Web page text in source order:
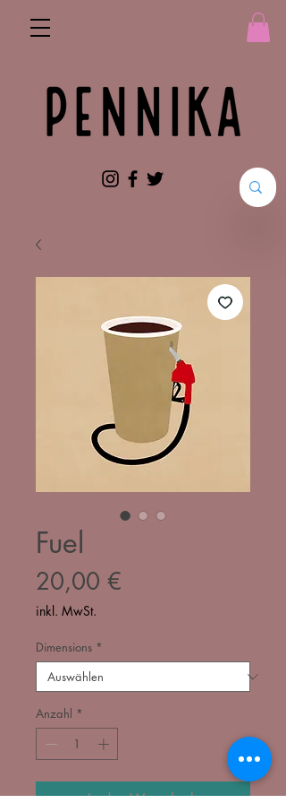
Fuel
20,00 €
inkl. MwSt.
Dimensions *
Anzahl *
In den Warenkorb